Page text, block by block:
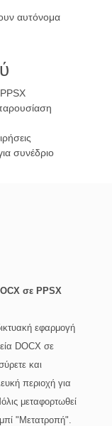
αυτόνομα
συνέδριο
σε PPSX
εφαρμογή
DOCX σε
και
περιοχή για
μεταφορτωθεί
"Μετατροπή".